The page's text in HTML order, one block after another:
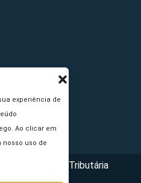
experiência de
Ao clicar em
nosso uso de
da Reforma Tributária